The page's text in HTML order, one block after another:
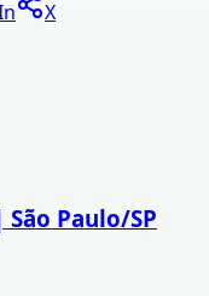
X
Paulo/SP